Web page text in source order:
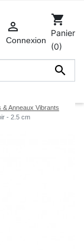


Connexion
shopping_cart
Panier
(0)
& Anneaux Vibrants
- 2.5 cm